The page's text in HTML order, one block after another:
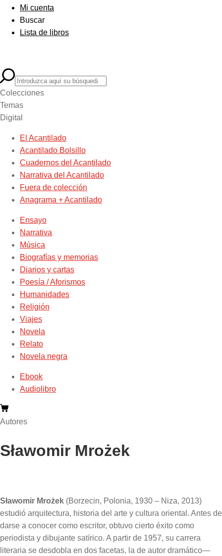
Mi cuenta
Buscar
Lista de libros
Colecciones
Temas
Digital
El Acantilado
Acantilado Bolsillo
Cuadernos del Acantilado
Narrativa del Acantilado
Fuera de colección
Anagrama + Acantilado
Ensayo
Narrativa
Música
Biografías y memorias
Diarios y cartas
Poesía / Aforismos
Humanidades
Religión
Viajes
Novela
Relato
Novela negra
Ebook
Audiolibro
Autores
Sławomir Mrożek
Sławomir Mrożek (Borzecin, Polonia, 1930 – Niza, 2013)
estudió arquitectura, historia del arte y cultura oriental. Antes de
darse a conocer como escritor, obtuvo cierto éxito como
periodista y dibujante satírico. A partir de 1957, su carrera
literaria se desdobla en dos facetas, la de autor dramático—